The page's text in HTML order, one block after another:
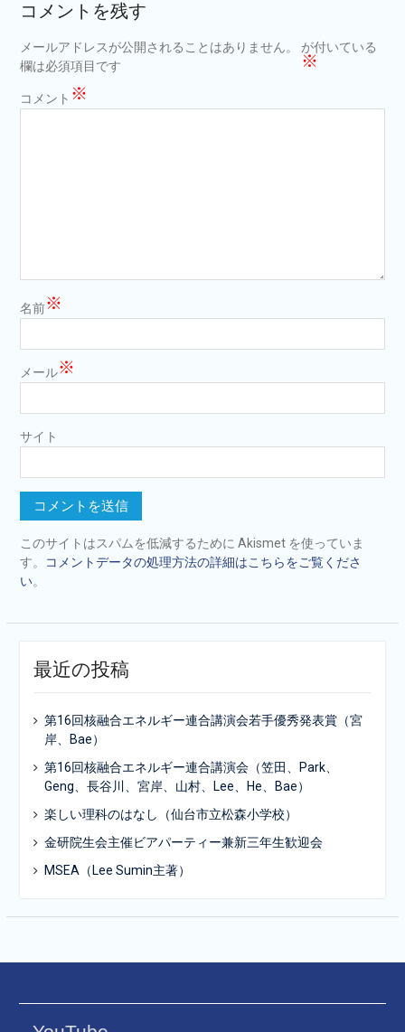
ン
コメントを残す
メールアドレスが公開されることはありません。
※
が付いている
欄は必須項目です
コメント ※
名前※
メール※
サイト
このサイトはスパムを低減するために Akismet を使っていま
す。
コメントデータの処理方法の詳細はこちらをご覧くださ
い。
最近の投稿
第16回核融合エネルギー連合講演会若手優秀発表賞（宮
岸、Bae）
第16回核融合エネルギー連合講演会（笠田、Park、
Geng、長谷川、宮岸、山村、Lee、He、Bae）
楽しい理科のはなし（仙台市立松森小学校）
金研院生会主催ビアパーティー兼新三年生歓迎会
MSEA（Lee Sumin主著）